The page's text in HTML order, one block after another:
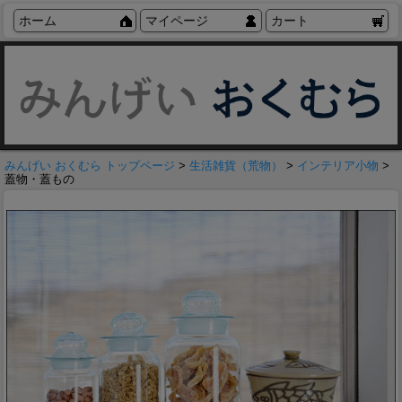
ホーム マイページ カート
みんげい おくむら トップページ > 生活雑貨（荒物） > インテリア小物 >
蓋物・蓋もの